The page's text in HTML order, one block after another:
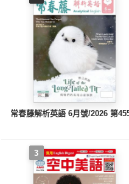
常春藤解析英語 6月號/2026 第
3